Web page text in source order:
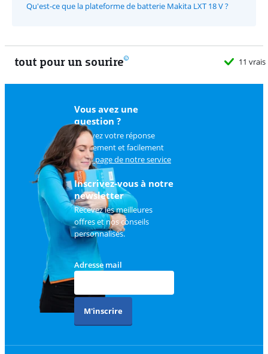
Qu'est-ce que la plateforme de batterie Makita LXT 18 V ?
tout pour un sourire 11
Vous avez une
question ?
Trouvez votre réponse
rapidement et facilement
surla page de notre service
client.
Inscrivez-vous à notre
newsletter
Recevez les meilleures
offres et nos conseils
personnalisés.
Adresse mail
M'inscrire